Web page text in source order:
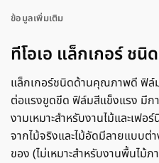
ข้อมูลเพิ่มเติม
ทีโอเอ แล็กเกอร์ ชนิ
แล็กเกอร์ชนิดด้านคุณภาพดี ฟิล์
ต่อแรงขูดขีด ฟิล์มสีแข็งแรง มีกา
งามเหมาะสำหรับงานไม้และเฟ
จากไม้จริงและไม้อัดมีลายแบบต่า
ของ (ไม่เหมาะสำหรับงานพื้นไม้ภ